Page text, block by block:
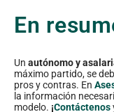
En
Un autónomo y
máximo partido, se
pros y contras. En
la información
modelo. ¡Contáctenos